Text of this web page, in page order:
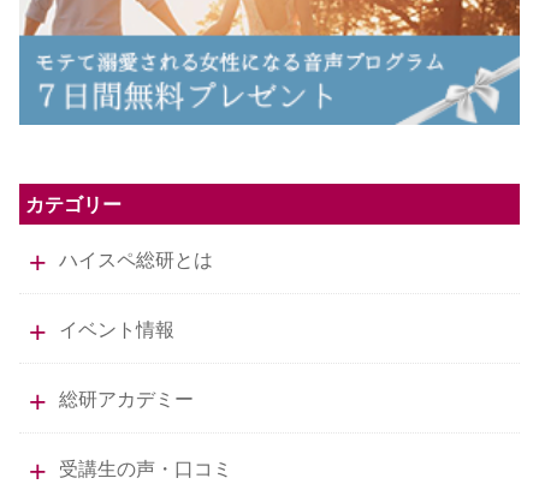
カテゴリー
ハイスペ総研とは
イベント情報
総研アカデミー
受講生の声・口コミ